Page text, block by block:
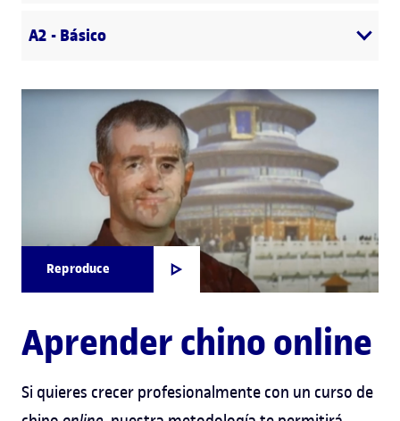
A2 - Básico
Reproduce
Aprender chino online
Si quieres crecer profesionalmente con un curso de